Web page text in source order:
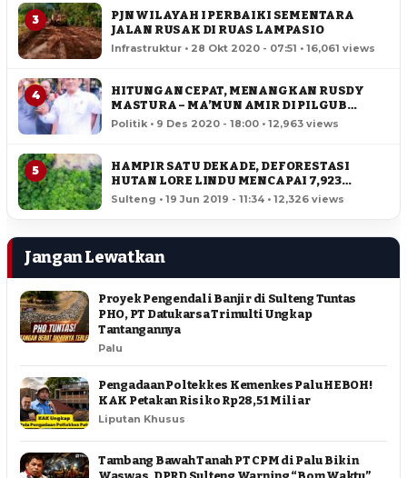
3
PJN WILAYAH I PERBAIKI SEMENTARA
JALAN RUSAK DI RUAS LAMPASIO
Infrastruktur • 28 Okt 2020 - 07:51 • 16,061 views
4
HITUNGAN CEPAT, MENANGKAN RUSDY
MASTURA – MA’MUN AMIR DI PILGUB
SULTENG
Politik • 9 Des 2020 - 18:00 • 12,963 views
5
HAMPIR SATU DEKADE, DEFORESTASI
HUTAN LORE LINDU MENCAPAI 7,923
HEKTAR
Sulteng • 19 Jun 2019 - 11:34 • 12,326 views
Jangan Lewatkan
Proyek Pengendali Banjir di Sulteng Tuntas
PHO, PT Datukarsa Trimulti Ungkap
Tantangannya
Palu
Pengadaan Poltekkes Kemenkes Palu HEBOH!
KAK Petakan Risiko Rp28,51 Miliar
Liputan Khusus
Tambang Bawah Tanah PT CPM di Palu Bikin